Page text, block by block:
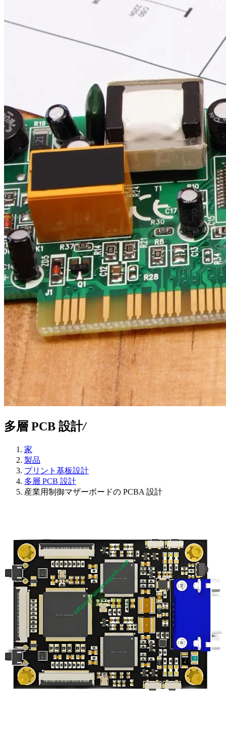
多層 PCB 設計/
家
製品
プリント基板設計
多層 PCB 設計
産業用制御マザーボードの PCBA 設計